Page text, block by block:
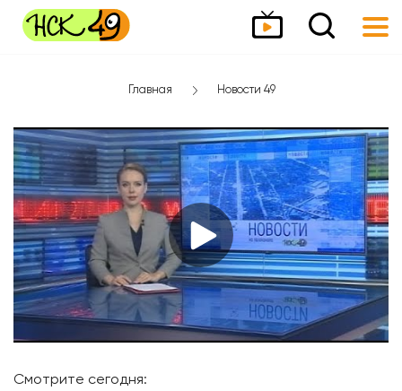
Главная Новости 49
Смотрите сегодня: